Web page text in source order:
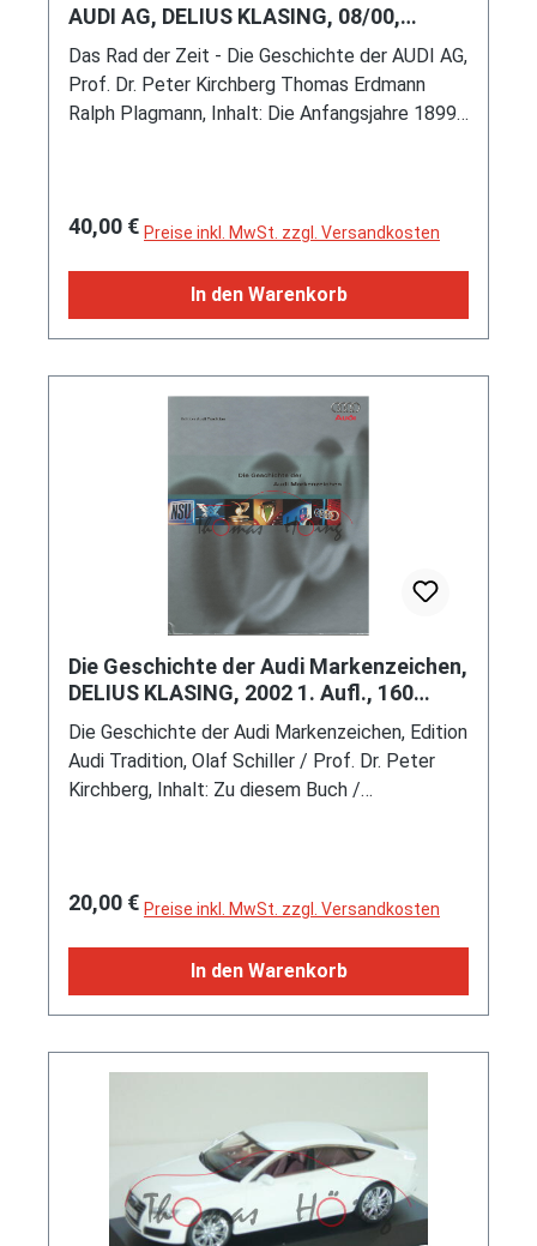
Auflage: 1000 Stück)
AUDI AG, DELIUS KLASING, 08/00,
Auflage für Arbeitsjubiläum
Das Rad der Zeit - Die Geschichte der AUDI AG,
Prof. Dr. Peter Kirchberg Thomas Erdmann
Ralph Plagmann, Inhalt: Die Anfangsjahre 1899-
zum Wirtschaftswunder 1945-1964 / NSU / Die
dem Weg zum attraktivsten Europäer auf dem
Weltmarkt 1985-2000, DELIUS KLASING
Verlag, Ausgabe 08/2000 3. Auflage, 312
Seiten, Limitierte Auflage für Arbeitsjubiläum,
ISBN 3-7688-1011-9 (Limited Edition, minimale
Gebrauchsspuren) (EAN 9783768810119)
Regulärer Preis:
40,00 € Preise inkl. MwSt. zzgl. Versandkosten
In den Warenkorb
Die Geschichte der Audi Markenzeichen,
DELIUS KLASING, 2002 1. Aufl., 160
Seiten, ISBN 3-7688-1415-7
Die Geschichte der Audi Markenzeichen, Edition
Audi Tradition, Olaf Schiller / Prof. Dr. Peter
Kirchberg, Inhalt: Zu diesem Buch /
Kühlerfigur / Die Marke Horch / Die Marke Audi
Auto Union und die Vier Ringe / Die Auto Union
nach 1945 / Die Auferstehung der Marke Audi /
Die Fusion / Die AUDI AG und ihre Marke / Die
Marken bleiben unsere Begleiter / Das
Markenregister / Quellen, DELIUS KLASING
7688-1415-7 (EAN 9783768814157)
Regulärer Preis:
20,00 € Preise inkl. MwSt. zzgl. Versandkosten
In den Warenkorb